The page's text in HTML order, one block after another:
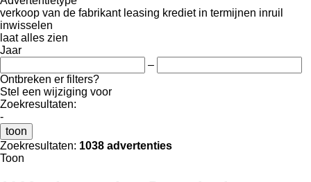
verkoop van de fabrikant leasing krediet in termijnen inruil
inwisselen
laat alles zien
Jaar
–
Ontbreken er filters?
Stel een wijziging voor
Zoekresultaten:
-
toon
Zoekresultaten: 1038 advertenties
Toon